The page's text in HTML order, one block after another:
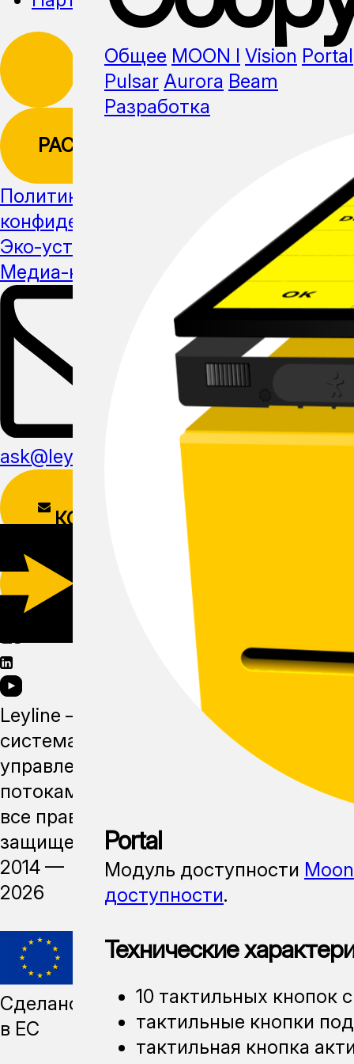
РАССЫЛКА
Политика
конфиденциальности
Эко-устойчивость
Медиа-кит
ask@leyline.li
КОНТАКТОВ
СКАЧАТЬ
МОБИЛЬНОЕ
ПРИЛОЖЕНИЕ
Leyline —
система
управления
потоками,
все права
защищены,
2014 —
2026
Сделано
в ЕС
Общее MOON I Vision Portal
Pulsar Aurora Beam
Разработка
Portal
Модуль доступности
доступности.
Технические
10 тактильных кнопок
тактильные кнопки
тактильная кнопка